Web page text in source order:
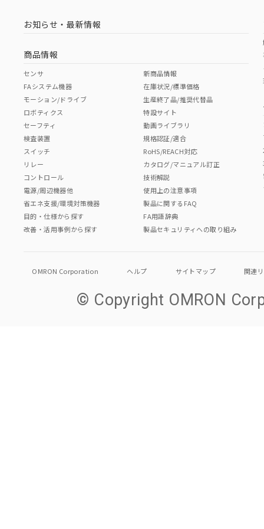
お知らせ・最新情報
商品情報
センサ
FAシステム機器
モーション/ドライブ
ロボティクス
セーフティ
検査装置
スイッチ
リレー
コントロール
電源/周辺機器他
省エネ支援/環境対策機器
目的・仕様から探す
改善・活用事例から探す
新商品情報
在庫状況/標準価格
生産終了品/推奨代替品
特設サイト
動画ライブラリ
規格認証/適合
RoHS/REACH対応
カタログ/マニュアル訂正
技術解説
使用上の注意事項
製品に関するFAQ
FA用語辞典
製品セキュリティへの取り組み
OMRON Corporation ヘルプ サイトマップ 関連
© Copyright OMRON